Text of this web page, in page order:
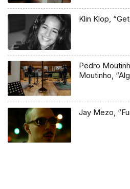
Klin Klop,
Pedro
Moutinho,
Jay Mezo,